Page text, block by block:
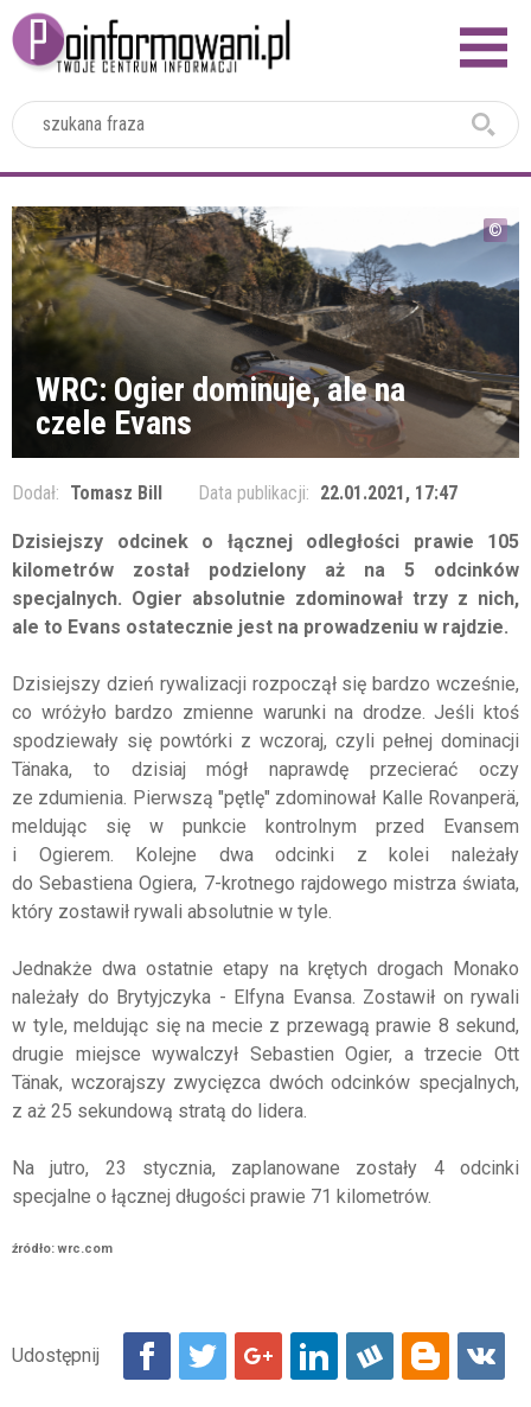
WRC: Ogier dominuje, ale na
czele Evans
Dodał: Tomasz Bill Data publikacji: 22.01.2021, 17:47
Dzisiejszy odcinek o łącznej odległości prawie 105
kilometrów został podzielony aż na 5 odcinków
specjalnych. Ogier absolutnie zdominował trzy z nich,
ale to Evans ostatecznie jest na prowadzeniu w rajdzie.
Dzisiejszy dzień rywalizacji rozpoczął się bardzo wcześnie,
co wróżyło bardzo zmienne warunki na drodze. Jeśli ktoś
spodziewały się powtórki z wczoraj, czyli pełnej dominacji
Tänaka, to dzisiaj mógł naprawdę przecierać oczy
ze zdumienia. Pierwszą "pętlę" zdominował Kalle Rovanperä,
meldując się w punkcie kontrolnym przed Evansem
i Ogierem. Kolejne dwa odcinki z kolei należały
do Sebastiena Ogiera, 7-krotnego rajdowego mistrza świata,
który zostawił rywali absolutnie w tyle.
Jednakże dwa ostatnie etapy na krętych drogach Monako
należały do Brytyjczyka - Elfyna Evansa. Zostawił on rywali
w tyle, meldując się na mecie z przewagą prawie 8 sekund,
drugie miejsce wywalczył Sebastien Ogier, a trzecie Ott
Tänak, wczorajszy zwycięzca dwóch odcinków specjalnych,
z aż 25 sekundową stratą do lidera.
Na jutro, 23 stycznia, zaplanowane zostały 4 odcinki
specjalne o łącznej długości prawie 71 kilometrów.
źródło: wrc.com